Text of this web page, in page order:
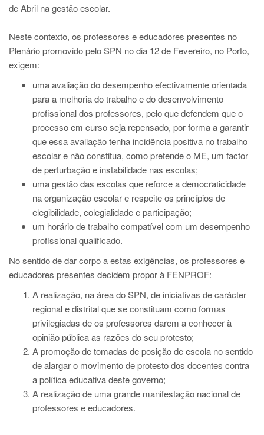
de Abril na gestão escolar.
Neste contexto, os professores e educadores presentes no
Plenário promovido pelo SPN no dia 12 de Fevereiro, no Porto,
exigem:
uma avaliação do desempenho efectivamente orientada
para a melhoria do trabalho e do desenvolvimento
profissional dos professores, pelo que defendem que o
processo em curso seja repensado, por forma a garantir
que essa avaliação tenha incidência positiva no trabalho
escolar e não constitua, como pretende o ME, um factor
de perturbação e instabilidade nas escolas;
uma gestão das escolas que reforce a democraticidade
na organização escolar e respeite os princípios de
elegibilidade, colegialidade e participação;
um horário de trabalho compatível com um desempenho
profissional qualificado.
No sentido de dar corpo a estas exigências, os professores e
educadores presentes decidem propor à FENPROF:
A realização, na área do SPN, de iniciativas de carácter
regional e distrital que se constituam como formas
privilegiadas de os professores darem a conhecer à
opinião pública as razões do seu protesto;
A promoção de tomadas de posição de escola no sentido
de alargar o movimento de protesto dos docentes contra
a política educativa deste governo;
A realização de uma grande manifestação nacional de
professores e educadores.